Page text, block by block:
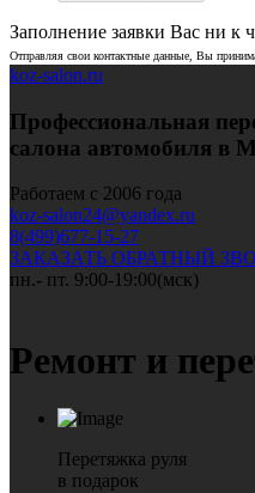
Заполнение заявки Вас ни к
Отправляя свои контактные данные, Вы
koz-salon.ru
Профессиональная
салона автомобиля в
Работаем с 2006 года
koz-salon24@yandex.ru
8(499)677-15-27
ЗАКАЗАТЬ ОБРАТНЫЙ
пн.- пт. 9:00-19:00(мск)
Ремонт и
Перетяжка руля
в подарок